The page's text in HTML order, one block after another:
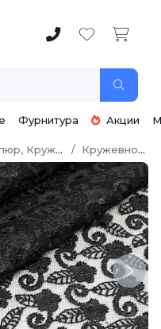
Фурнитура Акции
Кружево, Шитье Кружевное полотно
Next